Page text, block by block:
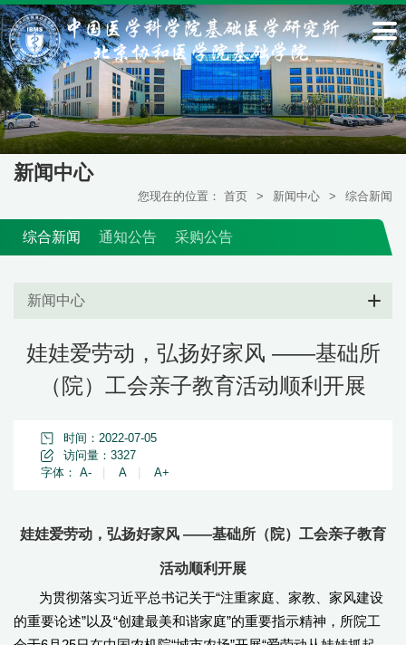
新闻中心
您现在的位置： 首页 > 新闻中心 > 综合新闻
综合新闻 通知公告 采购公告
新闻中心
娃娃爱劳动，弘扬好家风 ——基础所
（院）工会亲子教育活动顺利开展
时间：2022-07-05
访问量： 3327
字体： A- A A+
娃娃爱劳动，弘扬好家风 ——基础所（院）工会亲子教育
活动顺利开展
为贯彻落实习近平总书记关于“注重家庭、家教、家风建设
的重要论述”以及“创建最美和谐家庭”的重要指示精神，所院工